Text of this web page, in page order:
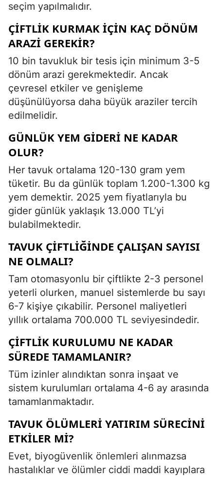
seçim yapılmalıdır.
ÇIFTLIK KURMAK IÇIN KAÇ DÖNÜM
ARAZI GEREKIR?
10 bin tavukluk bir tesis için minimum 3-5
dönüm arazi gerekmektedir. Ancak
çevresel etkiler ve genişleme
düşünülüyorsa daha büyük araziler tercih
edilmelidir.
GÜNLÜK YEM GIDERI NE KADAR
OLUR?
Her tavuk ortalama 120-130 gram yem
tüketir. Bu da günlük toplam 1.200-1.300 kg
yem demektir. 2025 yem fiyatlarıyla bu
gider günlük yaklaşık 13.000 TL’yi
bulabilmektedir.
TAVUK ÇIFTLIĞINDE ÇALIŞAN SAYISI
NE OLMALI?
Tam otomasyonlu bir çiftlikte 2-3 personel
yeterli olurken, manuel sistemlerde bu sayı
6-7 kişiye çıkabilir. Personel maliyetleri
yıllık ortalama 700.000 TL seviyesindedir.
ÇIFTLIK KURULUMU NE KADAR
SÜREDE TAMAMLANIR?
Tüm izinler alındıktan sonra inşaat ve
sistem kurulumları ortalama 4-6 ay arasında
tamamlanmaktadır.
TAVUK ÖLÜMLERI YATIRIM SÜRECINI
ETKILER MI?
Evet, biyogüvenlik önlemleri alınmazsa
hastalıklar ve ölümler ciddi maddi kayıplara